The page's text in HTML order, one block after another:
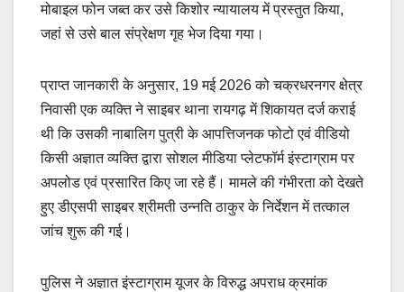
मोबाइल फोन जब्त कर उसे किशोर न्यायालय में प्रस्तुत किया,
जहां से उसे बाल संप्रेक्षण गृह भेज दिया गया।
प्राप्त जानकारी के अनुसार, 19 मई 2026 को चक्रधरनगर क्षेत्र
निवासी एक व्यक्ति ने साइबर थाना रायगढ़ में शिकायत दर्ज कराई
थी कि उसकी नाबालिग पुत्री के आपत्तिजनक फोटो एवं वीडियो
किसी अज्ञात व्यक्ति द्वारा सोशल मीडिया प्लेटफॉर्म इंस्टाग्राम पर
अपलोड एवं प्रसारित किए जा रहे हैं। मामले की गंभीरता को देखते
हुए डीएसपी साइबर श्रीमती उन्नति ठाकुर के निर्देशन में तत्काल
जांच शुरू की गई।
पुलिस ने अज्ञात इंस्टाग्राम यूजर के विरुद्ध अपराध क्रमांक